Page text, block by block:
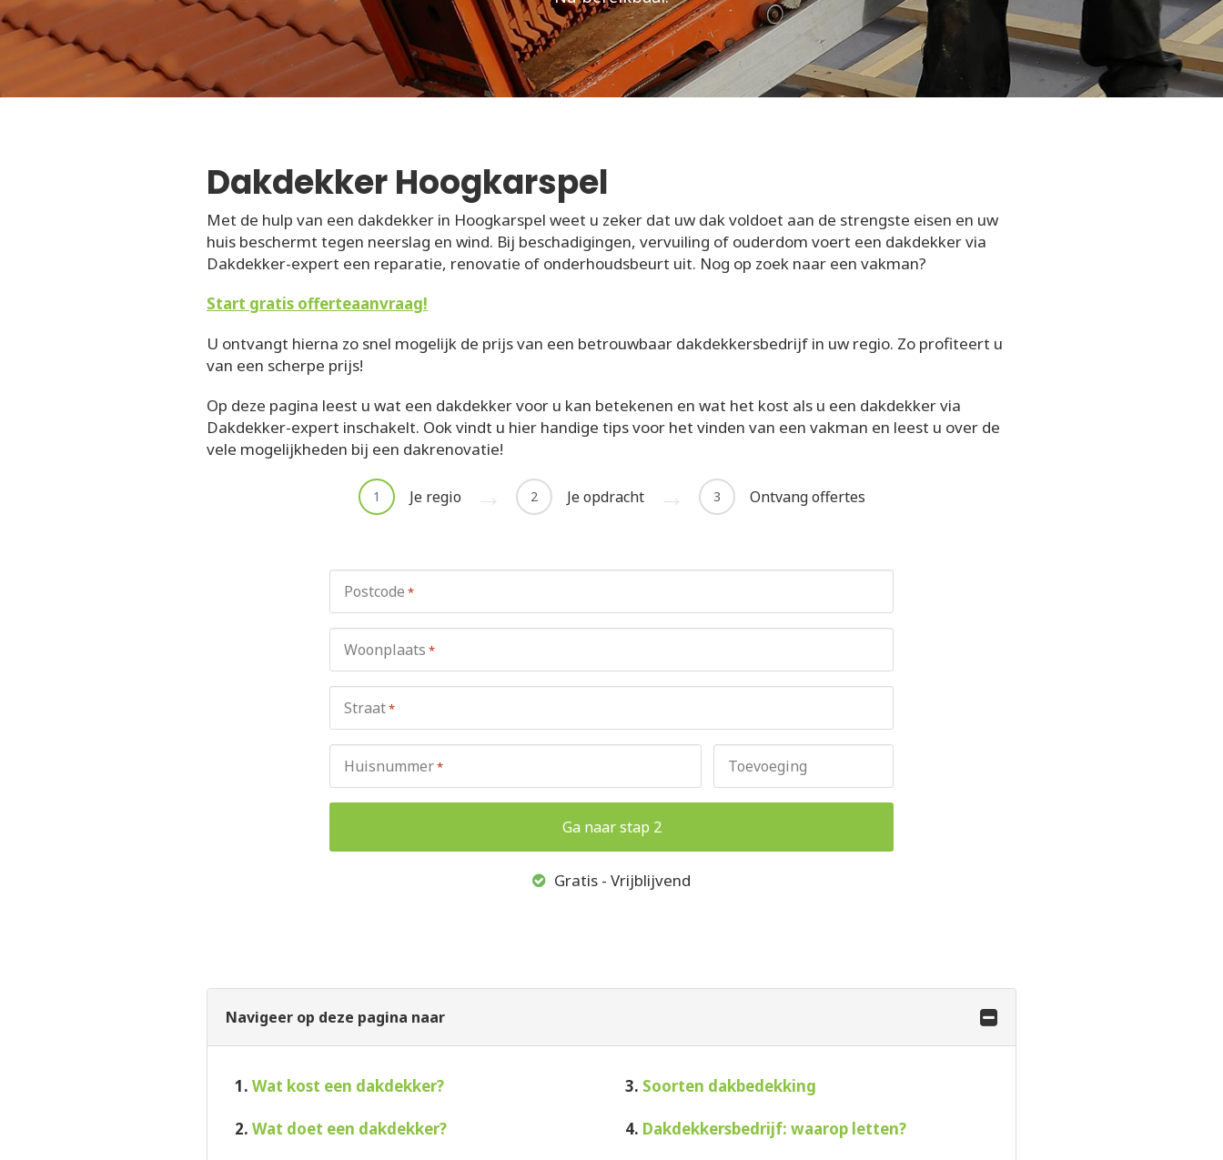
Dakdekker Hoogkarspel
Met de hulp van een dakdekker in Hoogkarspel weet u zeker dat uw dak voldoet aan de strengste eisen en uw
huis beschermt tegen neerslag en wind. Bij beschadigingen, vervuiling of ouderdom voert een dakdekker via
Dakdekker-expert een reparatie, renovatie of onderhoudsbeurt uit. Nog op zoek naar een vakman?
Start gratis offerteaanvraag!
U ontvangt hierna zo snel mogelijk de prijs van een betrouwbaar dakdekkersbedrijf in uw regio. Zo profiteert u
van een scherpe prijs!
Op deze pagina leest u wat een dakdekker voor u kan betekenen en wat het kost als u een dakdekker via
Dakdekker-expert inschakelt. Ook vindt u hier handige tips voor het vinden van een vakman en leest u over de
vele mogelijkheden bij een dakrenovatie!
1 Je regio 2 Je opdracht 3 Ontvang offertes
Postcode *
Woonplaats *
Straat*
Huisnummer* Toevoeging
Gratis - Vrijblijvend
Navigeer op deze pagina naar
1. Wat kost een dakdekker?
2. Wat doet een dakdekker?
3. Soorten dakbedekking
4. Dakdekkersbedrijf: waarop letten?